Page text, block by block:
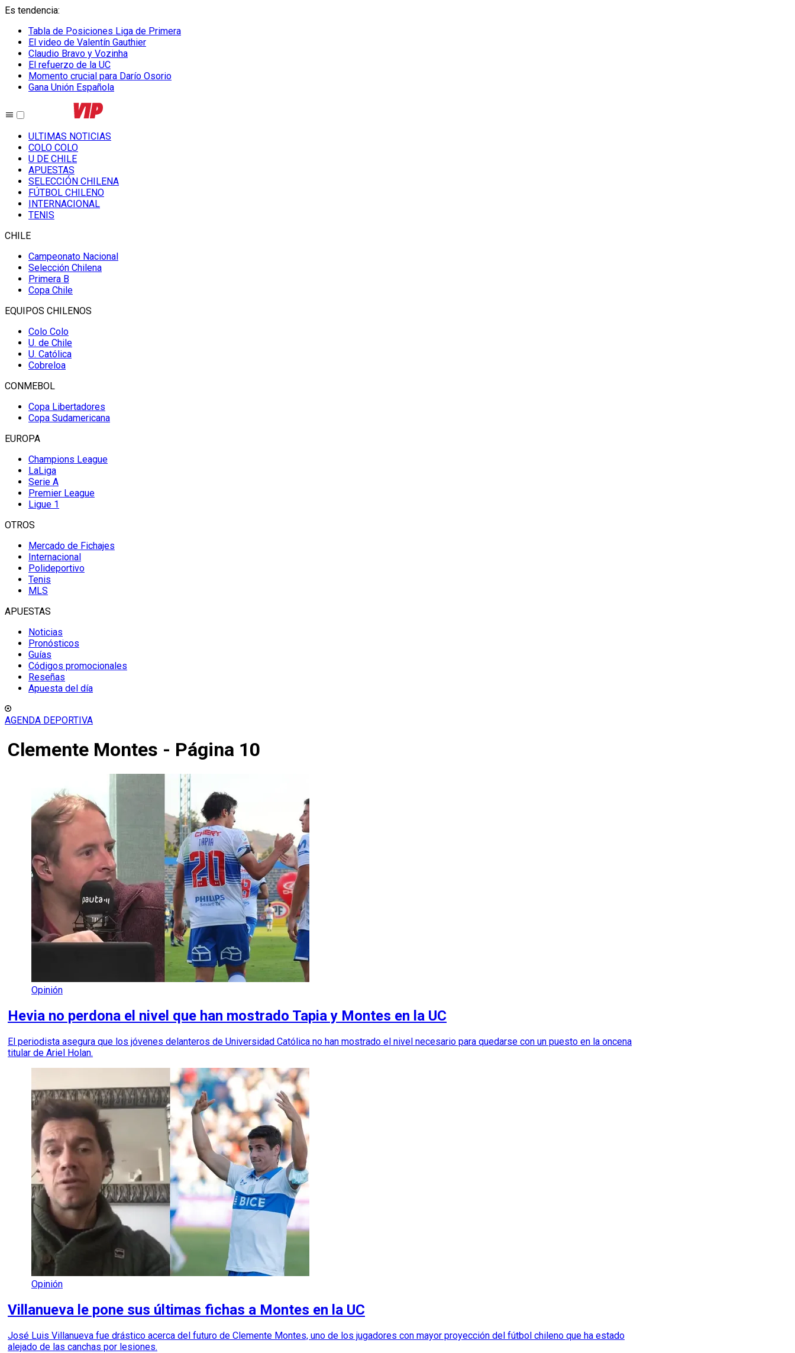
Es tendencia:
Tabla de Posiciones Liga de Primera
El video de Valentín Gauthier
Claudio Bravo y Vozinha
El refuerzo de la UC
Momento crucial para Darío Osorio
Gana Unión Española
ULTIMAS NOTICIAS
COLO COLO
U DE CHILE
APUESTAS
SELECCIÓN CHILENA
FÚTBOL CHILENO
INTERNACIONAL
TENIS
CHILE
Campeonato Nacional
Selección Chilena
Primera B
Copa Chile
EQUIPOS CHILENOS
Colo Colo
U. de Chile
U. Católica
Cobreloa
CONMEBOL
Copa Libertadores
Copa Sudamericana
EUROPA
Champions League
LaLiga
Serie A
Premier League
Ligue 1
OTROS
Mercado de Fichajes
Internacional
Polideportivo
Tenis
MLS
APUESTAS
Noticias
Pronósticos
Guías
Códigos promocionales
Reseñas
Apuesta del día
AGENDA DEPORTIVA
Clemente Montes - Página 10
Opinión
Hevia no perdona el nivel que han mostrado Tapia y Montes en la UC
El periodista asegura que los jóvenes delanteros de Universidad Católica no han mostrado el nivel necesario para quedarse con un puesto en la oncena
titular de Ariel Holan.
Opinión
Villanueva le pone sus últimas fichas a Montes en la UC
José Luis Villanueva fue drástico acerca del futuro de Clemente Montes, uno de los jugadores con mayor proyección del fútbol chileno que ha estado
alejado de las canchas por lesiones.